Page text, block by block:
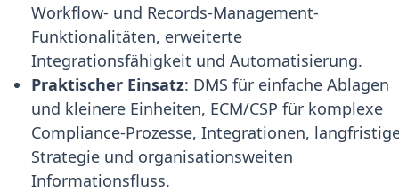
Workflow- und Records-Management-
Funktionalitäten, erweiterte
Integrationsfähigkeit und Automatisierung.
Praktischer Einsatz: DMS für einfache Ablagen
und kleinere Einheiten, ECM/CSP für komplexe
Compliance-Prozesse, Integrationen,
Strategie und organisationsweiten
Informationsfluss.